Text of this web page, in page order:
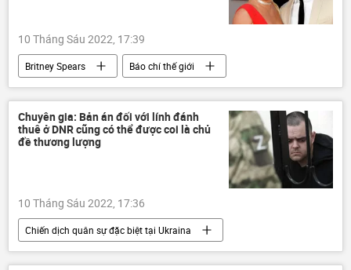
10 Tháng Sáu 2022, 17:39
Britney Spears
Báo chí thế giới
Thời sự
Xã hội
Chuyên gia: Bản án đối với lính đánh
thuê ở DNR cũng có thể được coi là chủ
đề thương lượng
10 Tháng Sáu 2022, 17:36
Chiến dịch quân sự đặc biệt tại Ukraina
DNR
LNR